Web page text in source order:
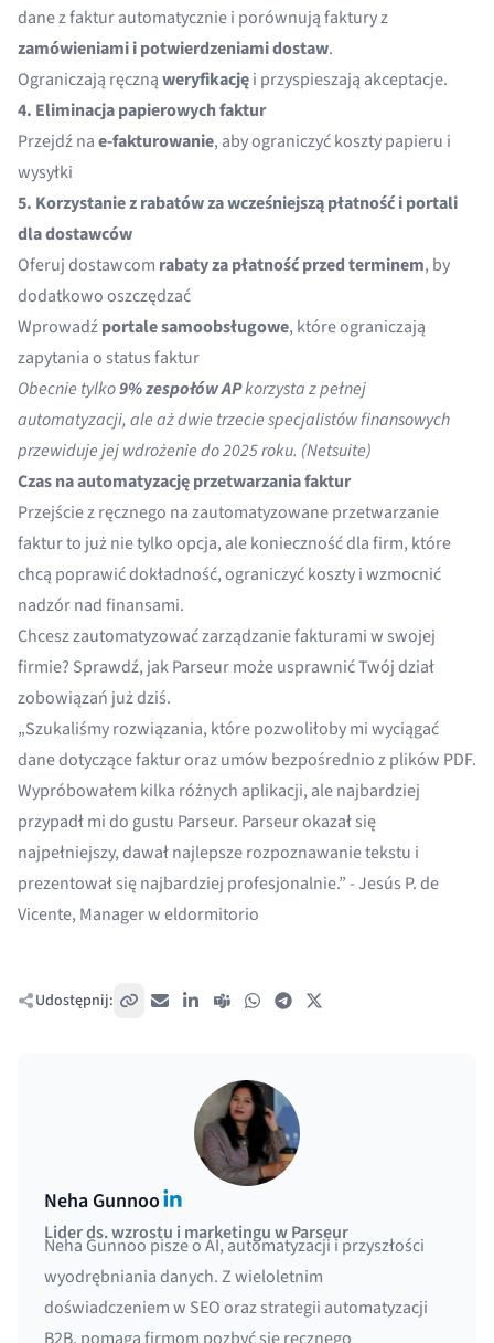
dane z fakturautomatycznie i porównują faktury z
zamówieniami i potwierdzeniami dostaw.
Ograniczają ręcznąweryfikacjęi przyspieszają akceptacje.
4. Eliminacja papierowych faktur
Przejdź nae-fakturowanie, aby ograniczyć koszty papieru i
wysyłki
5. Korzystanie z rabatów za wcześniejszą płatność i portali
dla dostawców
Oferuj dostawcom rabaty za płatność przed terminem, by
dodatkowo oszczędzać
Wprowadźportale samoobsługowe, które ograniczają
zapytania o status faktur
Obecnie tylko9% zespołów APkorzysta z pełnej
automatyzacji, ale aż dwie trzecie specjalistów finansowych
przewiduje jej wdrożenie do 2025 roku. (Netsuite)
Czas na automatyzację przetwarzania faktur
Przejście z ręcznego na zautomatyzowaneprzetwarzanie
fakturto już nie tylko opcja, ale konieczność dla firm, które
chcą poprawić dokładność, ograniczyć koszty i wzmocnić
nadzór nad finansami.
Chcesz zautomatyzować zarządzanie fakturami w swojej
firmie? Sprawdź, jak Parseur może usprawnić Twój dział
zobowiązań już dziś.
„Szukaliśmy rozwiązania, które pozwoliłoby mi wyciągać
dane dotyczące faktur oraz umów bezpośrednio z plików PDF.
Wypróbowałem kilka różnych aplikacji, ale najbardziej
przypadł mi do gustu Parseur. Parseur okazał się
najpełniejszy, dawał najlepsze rozpoznawanie tekstu i
prezentował się najbardziej profesjonalnie.” - Jesús P. de
Vicente, Manager w eldormitorio
Udostępnij: Skopiuj link
E-mail LinkedIn
Teams WhatsAppTelegram
Neha GunnooLinkedIn
Lider ds. wzrostu i marketingu w Parseur
Neha Gunnoo pisze o AI, automatyzacji i przyszłości
wyodrębniania danych. Z wieloletnim
doświadczeniem w SEO oraz strategii automatyzacji